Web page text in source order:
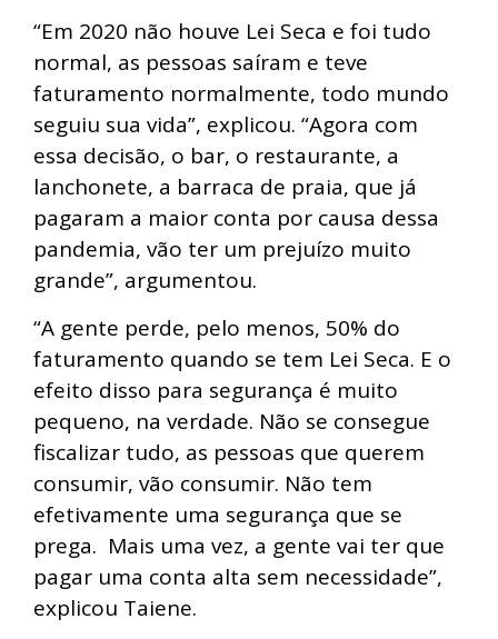
“Em 2020 não houve Lei Seca e foi tudo
normal, as pessoas saíram e teve
faturamento normalmente, todo mundo
seguiu sua vida”, explicou. “Agora com
essa decisão, o bar, o restaurante, a
lanchonete, a barraca de praia, que já
pagaram a maior conta por causa dessa
pandemia, vão ter um prejuízo muito
grande”, argumentou.
“A gente perde, pelo menos, 50% do
faturamento quando se tem Lei Seca. E o
efeito disso para segurança é muito
pequeno, na verdade. Não se consegue
fiscalizar tudo, as pessoas que querem
consumir, vão consumir. Não tem
efetivamente uma segurança que se
prega. Mais uma vez, a gente vai ter que
pagar uma conta alta sem necessidade”,
explicou Taiene.